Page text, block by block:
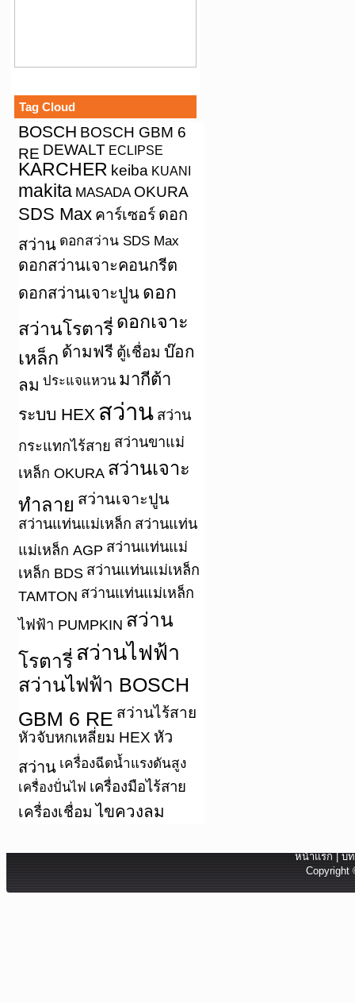
Tag Cloud
BOSCH BOSCH GBM 6
RE DEWALT ECLIPSE
KARCHER keiba KUANI
makita MASADA OKURA
SDS Max คาร์เซอร์ ดอก
สว่าน ดอกสว่าน SDS Max
ดอกสว่านเจาะคอนกรีต
ดอกสว่านเจาะปูน ดอก
สว่านโรตารี่ ดอกเจาะ
เหล็ก ด้ามฟรี ตู้เชื่อม บ๊อก
ลม ประแจแหวน มากีต้า
ระบบ HEX สว่าน สว่าน
กระแทกไร้สาย สว่านขาแม่
เหล็ก OKURA สว่านเจาะ
ทำลาย สว่านเจาะปูน
สว่านแท่นแม่เหล็ก สว่านแท่น
แม่เหล็ก AGP สว่านแท่นแม่
เหล็ก BDS สว่านแท่นแม่เหล็ก
TAMTON สว่านแท่นแม่เหล็ก
ไฟฟ้า PUMPKIN สว่าน
โรตารี่ สว่านไฟฟ้า
สว่านไฟฟ้า BOSCH
GBM 6 RE สว่านไร้สาย
หัวจับหกเหลี่ยม HEX หัว
สว่าน เครื่องฉีดน้ำแรงดันสูง
เครื่องปั่นไฟ เครื่องมือไร้สาย
เครื่องเชื่อม ไขควงลม
หน้าแรก|บ
Copyright